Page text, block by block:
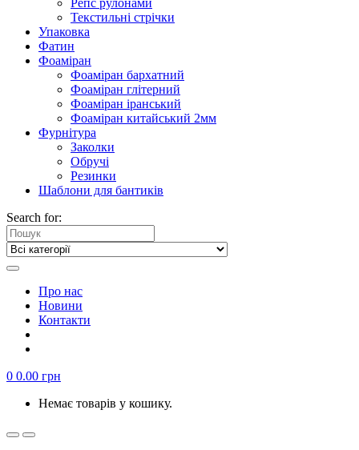
Репс рулонами
Текстильні стрічки
Упаковка
Фатин
Фоаміран
Фоаміран бархатний
Фоаміран глітерний
Фоаміран іранський
Фоаміран китайський 2мм
Фурнітура
Заколки
Обручі
Резинки
Шаблони для бантиків
Search for:
Про нас
Новини
Контакти
0 0.00 грн
Немає товарів у кошику.